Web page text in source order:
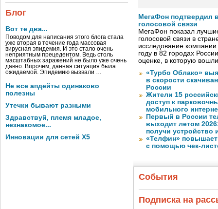
Блог
Вот те два...
Поводом для написания этого блога стала
уже вторая в течение года массовая
вирусная эпидемия. И это стало очень
неприятным прецедентом. Ведь столь
масштабных заражений не было уже очень
давно. Впрочем, данная ситуация была
ожидаемой. Эпидемию вызвали …
Не все апдейты одинаково
полезны
Утечки бывают разными
Здравствуй, племя младое,
незнакомое...
Инновации для сетей X5
МегаФон подтвердил
голосовой связи
МегаФон показал
голосовой связи в
исследование
году в 82 городах
оценке, в которую
«Турбо Облако»
в скорости
России
Жители 15
доступ к
мобильного
Первый в России
выходит летом
получи устройство
«Телфин» повышает
с помощью чек-
События
Подписка на